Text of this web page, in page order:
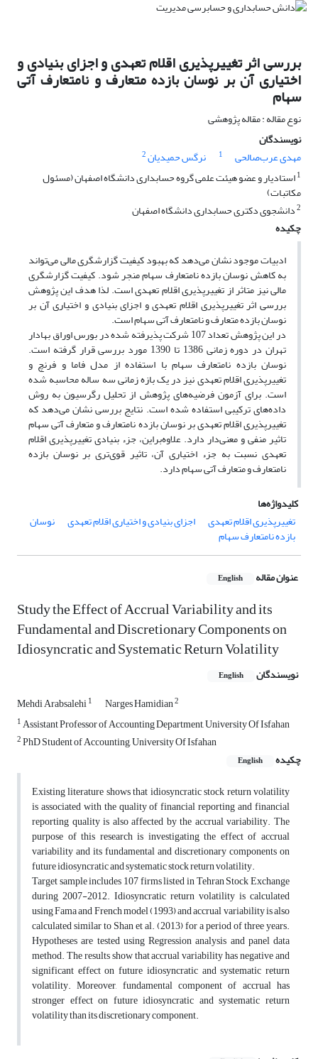
بررسی اثر تغییرپذیری اقلام تعهدی و اجزای بنیادی و
اختیاری آن بر نوسان بازده متعارف و نامتعارف آتی
سهام
نوع مقاله : مقاله پژوهشی
نویسندگان
مهدی عرب‌صالحی
1 نرگس حمیدیان2
1استادیار و عضو هیئت علمی گروه حسابداری دانشگاه اصفهان (مسئول
مکاتبات)
2دانشجوی دکتری حسابداری دانشگاه اصفهان
چکیده
ادبیات موجود نشان می‌دهد که بهبود کیفیت گزارشگری مالی می‌تواند
به کاهش نوسان بازده نامتعارف سهام منجر شود. کیفیت گزارشگری
مالی نیز متاثر از تغییرپذیری اقلام تعهدی است. لذا هدف این پژوهش
بررسی اثر تغییرپذیری اقلام تعهدی و اجزای بنیادی و اختیاری آن بر
نوسان بازده متعارف و نامتعارف آتی سهام است.
در این پژوهش تعداد 107 شرکت پذیرفته شده در بورس اوراق بهادار
تهران در دوره زمانی 1386 تا 1390 مورد بررسی قرار گرفته است.
نوسان بازده نامتعارف سهام با استفاده از مدل فاما و فرنچ و
تغییرپذیری اقلام تعهدی نیز در یک بازه زمانی سه ساله محاسبه شده
است. برای آزمون فرضیه‌های پژوهش از تحلیل رگرسیون به روش
داده‌های ترکیبی استفاده شده است. نتایج بررسی نشان می‌دهد که
تغییرپذیری اقلام تعهدی بر نوسان بازده نامتعارف و متعارف آتی سهام
تاثیر منفی و معنی‌دار دارد. علاوه‌براین، جزء بنیادی تغییرپذیری اقلام
تعهدی نسبت به جزء اختیاری آن، تاثیر قوی‌تری بر نوسان بازده
نامتعارف و متعارف آتی سهام دارد.
کلیدواژه‌ها
تغییرپذیری اقلام تعهدی
اجزای بنیادی و اختیاری اقلام تعهدی نوسان
بازده نامتعارف سهام
عنوان مقاله English
Study the Effect of Accrual Variability and its
Fundamental and Discretionary Components on
Idiosyncratic and Systematic Return Volatility
نویسندگان English
Mehdi Arabsalehi1 Narges Hamidian2
1Assistant Professor of Accounting Department, University Of Isfahan
2PhD Student of Accounting, University Of Isfahan
چکیده
English
Existing literature shows that idiosyncratic stock return volatility
is associated with the quality of financial reporting and financial
reporting quality is also affected by the accrual variability. The
purpose of this research is investigating the effect of accrual
variability and its fundamental and discretionary components on
future idiosyncratic and systematic stock return volatility.
Target sample includes 107 firms listed in Tehran Stock Exchange
during 2007-2012. Idiosyncratic return volatility is calculated
using Fama and French model (1993) and accrual variability is also
calculated similar to Shan et al. (2013) for a period of three years.
Hypotheses are tested using Regression analysis and panel data
method. The results show that accrual variability has negative and
significant effect on future idiosyncratic and systematic return
volatility. Moreover, fundamental component of accrual has
stronger effect on future idiosyncratic and systematic return
volatility than its discretionary component.